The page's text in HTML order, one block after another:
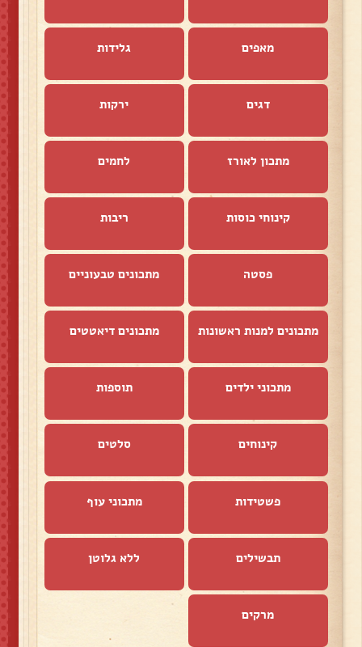
מאפים גלידות
דגים ירקות
מתכון לאורז לחמים
קינוחי כוסות ריבות
פסטה מתכונים טבעוניים
מתכונים למנות ראשונות מתכונים דיאטטים
מתכוני ילדים תוספות
קינוחים סלטים
פשטידות מתכוני עוף
תבשילים ללא גלוטן
מרקים